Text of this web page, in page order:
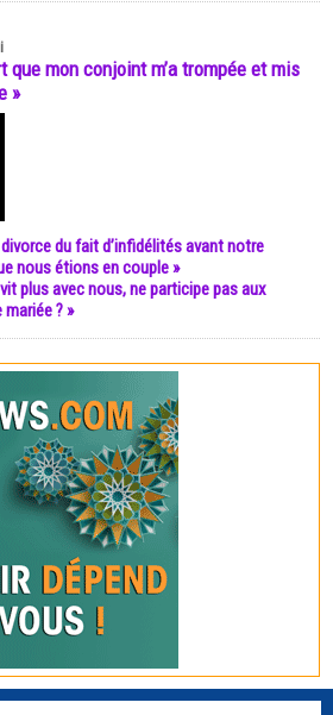
que mon conjoint m’a trompée et mis
»
divorce du fait d’infidélités avant notre
nous étions en couple »
plus avec nous, ne participe pas aux
? »